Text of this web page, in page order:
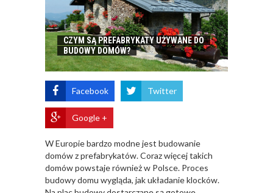
CZYM SĄ PREFABRYKATY UŻYWANE DO
BUDOWY DOMÓW?
Facebook Twitter
Google +
W Europie bardzo modne jest budowanie
domów z prefabrykatów. Coraz więcej takich
domów powstaje również w Polsce. Proces
budowy domu wygląda, jak układanie klocków.